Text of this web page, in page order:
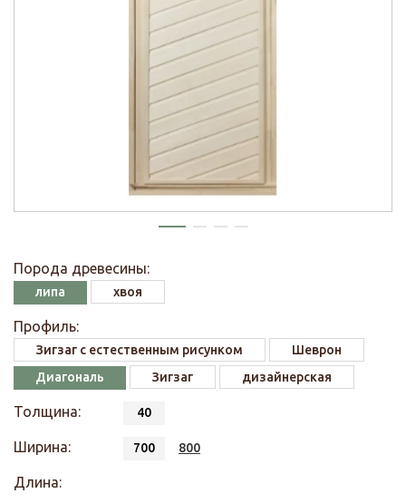
Порода древесины:
липа хвоя
Профиль:
Зигзаг с естественным рисунком
Шеврон
Диагональ
Зигзаг дизайнерская
Толщина: 40
Ширина: 700 800
Длина: